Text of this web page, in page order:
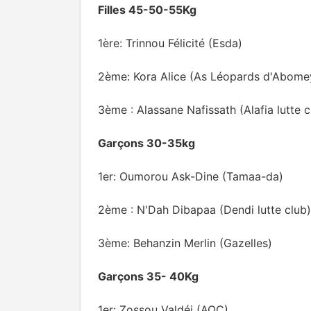
Filles 45-50-55Kg
1ère: Trinnou Félicité (Esda)
2ème: Kora Alice (As Léopards
3ème : Alassane Nafissath (Alafia lutte
Garçons 30-35kg
1er: Oumorou Ask-Dine (Tamaa-da)
2ème : N'Dah Dibapaa (Dendi lutte club)
3ème: Behanzin Merlin (Gazelles)
Garçons 35- 40Kg